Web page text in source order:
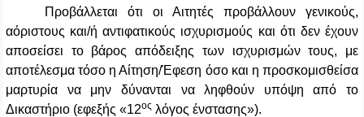
Προβάλλεται ότι οι Αιτητές προβάλλουν γενικούς,
αόριστους και/ή αντιφατικούς ισχυρισμούς και ότι δεν έχουν
αποσείσει το βάρος απόδειξης των ισχυρισμών τους, με
αποτέλεσμα τόσο η Αίτηση/Έφεση όσο και η προσκομισθείσα
μαρτυρία να μην δύνανται να ληφθούν υπόψη από το
Δικαστήριο (εφεξής «12ος λόγος ένστασης»).